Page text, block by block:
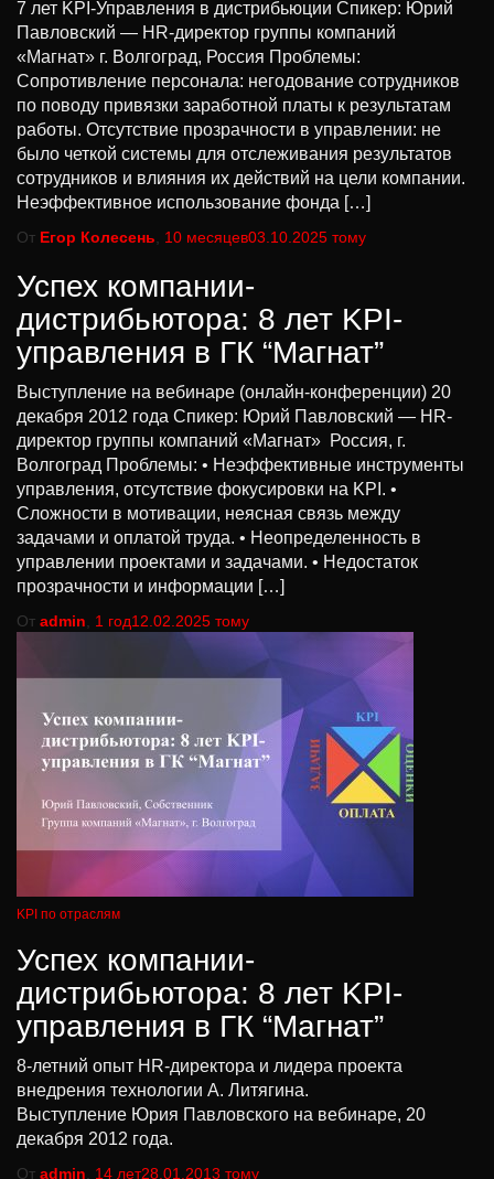
7 лет KPI-Управления в дистрибьюции Спикер: Юрий
Павловский — HR-директор группы компаний
«Магнат» г. Волгоград, Россия Проблемы:
Сопротивление персонала: негодование сотрудников
по поводу привязки заработной платы к результатам
работы. Отсутствие прозрачности в управлении: не
было четкой системы для отслеживания результатов
сотрудников и влияния их действий на цели компании.
Неэффективное использование фонда […]
От Егор Колесень 10 месяцев03.10.2025 тому
Успех компании-
дистрибьютора: 8 лет KPI-
управления в ГК “Магнат”
Выступление на вебинаре (онлайн-конференции) 20
декабря 2012 года Спикер: Юрий Павловский — HR-
директор группы компаний «Магнат» Россия, г.
Волгоград Проблемы: • Неэффективные инструменты
управления, отсутствие фокусировки на KPI. •
Сложности в мотивации, неясная связь между
задачами и оплатой труда. • Неопределенность в
управлении проектами и задачами. • Недостаток
прозрачности и информации […]
От admin 1 год12.02.2025 тому
KPI по отраслям
Успех компании-
дистрибьютора: 8 лет KPI-
управления в ГК “Магнат”
8-летний опыт HR-директора и лидера проекта
внедрения технологии А. Литягина.
Выступление Юрия Павловского на вебинаре, 20
декабря 2012 года.
От admin 14 лет28.01.2013 тому